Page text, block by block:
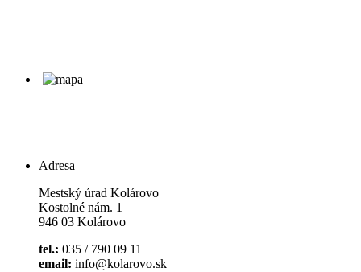
Adresa
Mestský úrad Kolárovo
Kostolné nám. 1
946 03 Kolárovo
tel.: 035 / 790 09 11
email: info@kolarovo.sk